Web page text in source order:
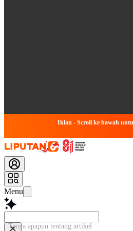
Iklan - Scroll ke bawah
Menu
Tanya apapun tentang artikel ini...